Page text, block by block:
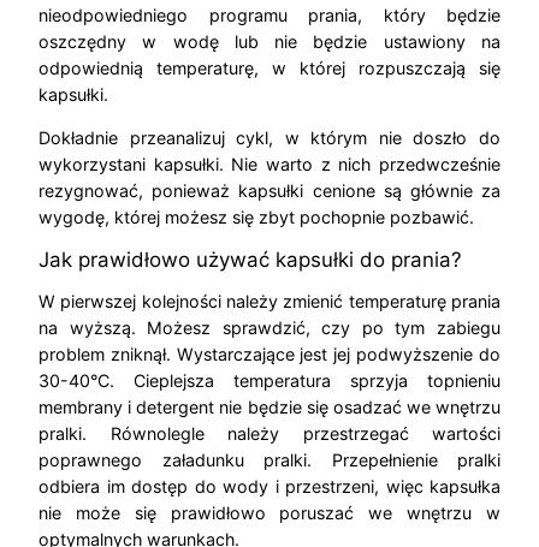
nieodpowiedniego programu prania, który będzie
oszczędny w wodę lub nie będzie ustawiony na
odpowiednią temperaturę, w której rozpuszczają się
kapsułki.
Dokładnie przeanalizuj cykl, w którym nie doszło do
wykorzystani kapsułki. Nie warto z nich przedwcześnie
rezygnować, ponieważ kapsułki cenione są głównie za
wygodę, której możesz się zbyt pochopnie pozbawić.
Jak prawidłowo używać kapsułki do prania?
W pierwszej kolejności należy zmienić temperaturę prania
na wyższą. Możesz sprawdzić, czy po tym zabiegu
problem zniknął. Wystarczające jest jej podwyższenie do
30-40°C. Cieplejsza temperatura sprzyja topnieniu
membrany i detergent nie będzie się osadzać we wnętrzu
pralki. Równolegle należy przestrzegać wartości
poprawnego załadunku pralki. Przepełnienie pralki
odbiera im dostęp do wody i przestrzeni, więc kapsułka
nie może się prawidłowo poruszać we wnętrzu w
optymalnych warunkach.